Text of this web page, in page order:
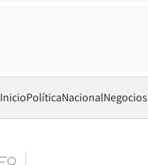
InicioPolíticaNacionalNegocios